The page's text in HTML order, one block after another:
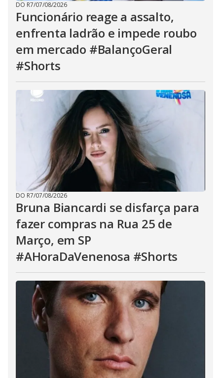
DO R7/07/08/2026
Funcionário reage a assalto,
enfrenta ladrão e impede roubo
em mercado #BalançoGeral
#Shorts
DO R7/07/08/2026
Bruna Biancardi se disfarça para
fazer compras na Rua 25 de
Março, em SP
#AHoraDaVenenosa #Shorts